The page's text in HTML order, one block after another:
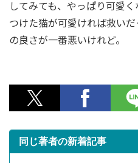
してみても、やっぱり可愛
つけた猫が可愛ければ救い
の良さが一番悪いけれど。
同じ著者の新着記事